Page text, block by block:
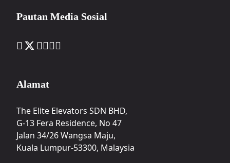
Pautan Media Sosial
Alamat
The Elite Elevators SDN BHD,
G-13 Fera Residence, No 47
Jalan 34/26 Wangsa Maju,
Kuala Lumpur-53300, Malaysia